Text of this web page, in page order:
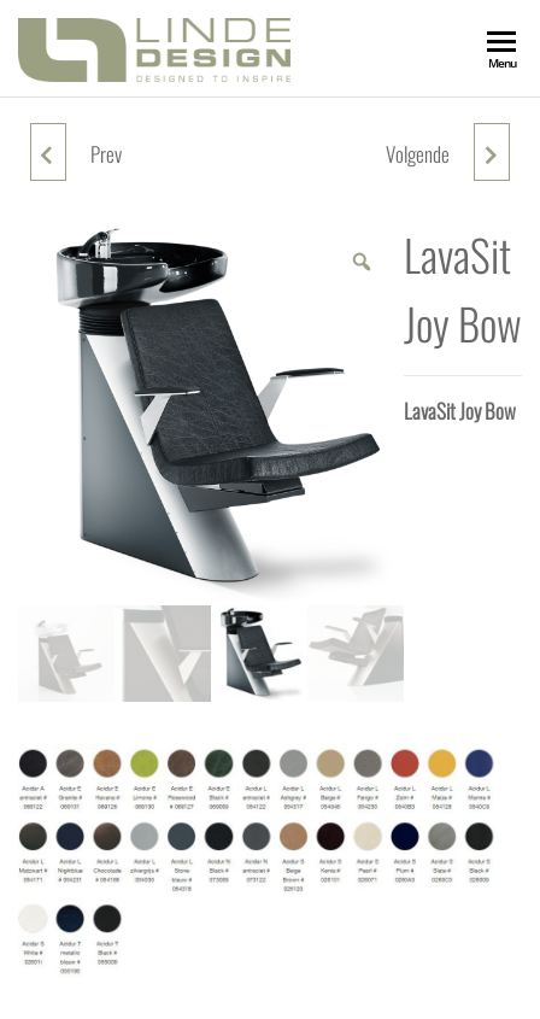
Inspire
Menu
Prev LAVASIT JOY MELLOWVolgende
LavaSit
Joy Bow
LavaSit Joy Bow